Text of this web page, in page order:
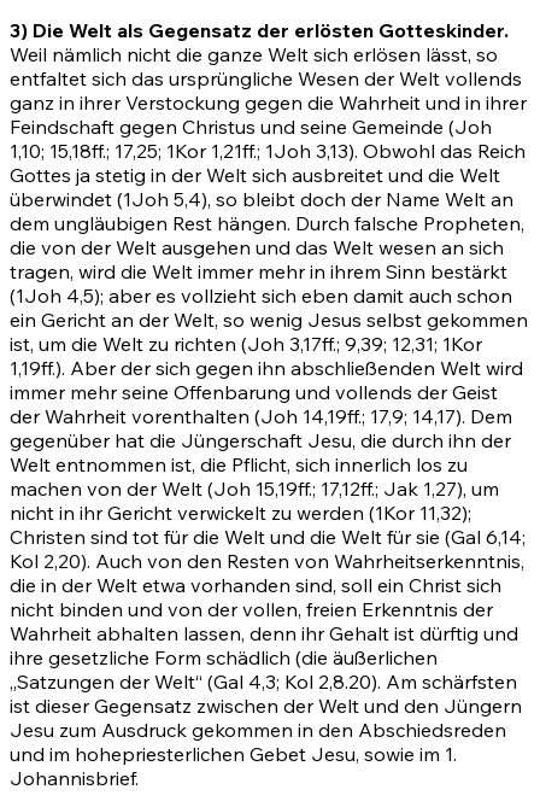
3) Die Welt als Gegensatz der erlösten Gotteskinder.
Weil nämlich nicht die ganze Welt sich erlösen lässt, so
entfaltet sich das ursprüngliche Wesen der Welt vollends
ganz in ihrer Verstockung gegen die Wahrheit und in ihrer
Feindschaft gegen Christus und seine Gemeinde (Joh
1,10; 15,18ff.; 17,25; 1Kor 1,21ff.; 1Joh 3,13). Obwohl das Reich
Gottes ja stetig in der Welt sich ausbreitet und die Welt
überwindet (1Joh 5,4), so bleibt doch der Name Welt an
dem ungläubigen Rest hängen. Durch falsche Propheten,
die von der Welt ausgehen und das Welt wesen an sich
tragen, wird die Welt immer mehr in ihrem Sinn bestärkt
(1Joh 4,5); aber es vollzieht sich eben damit auch schon
ein Gericht an der Welt, so wenig Jesus selbst gekommen
ist, um die Welt zu richten (Joh 3,17ff.; 9,39; 12,31; 1Kor
1,19ff.). Aber der sich gegen ihn abschließenden Welt wird
immer mehr seine Offenbarung und vollends der Geist
der Wahrheit vorenthalten (Joh 14,19ff.; 17,9; 14,17). Dem
gegenüber hat die Jüngerschaft Jesu, die durch ihn der
Welt entnommen ist, die Pflicht, sich innerlich los zu
machen von der Welt (Joh 15,19ff.; 17,12ff.; Jak 1,27), um
nicht in ihr Gericht verwickelt zu werden (1Kor 11,32);
Christen sind tot für die Welt und die Welt für sie (Gal 6,14;
Kol 2,20). Auch von den Resten von Wahrheitserkenntnis,
die in der Welt etwa vorhanden sind, soll ein Christ sich
nicht binden und von der vollen, freien Erkenntnis der
Wahrheit abhalten lassen, denn ihr Gehalt ist dürftig und
ihre gesetzliche Form schädlich (die äußerlichen
„Satzungen der Welt“ (Gal 4,3; Kol 2,8.20). Am schärfsten
ist dieser Gegensatz zwischen der Welt und den Jüngern
Jesu zum Ausdruck gekommen in den Abschiedsreden
und im hohepriesterlichen Gebet Jesu, sowie im 1.
Johannisbrief.